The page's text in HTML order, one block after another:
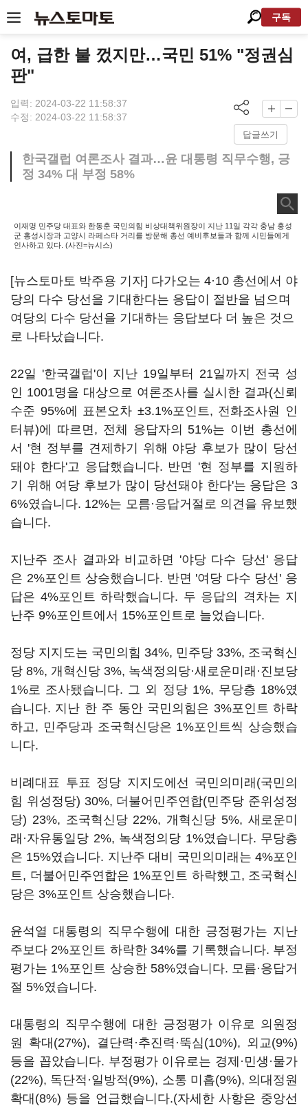
구독
여, 급한 불 껐지만…국민 51% "정권심
판"
입력: 2024-03-22 11:58:37
수정: 2024-03-22 11:58:37
답글쓰기
한국갤럽 여론조사 결과…윤 대통령 직무수행, 긍
정 34% 대 부정 58%
이재명 민주당 대표와 한동훈 국민의힘 비상대책위원장이 지난 11일 각각 충남 홍성
군 홍성시장과 고양시 라페스타 거리를 방문해 총선 예비후보들과 함께 시민들에게
인사하고 있다. (사진=뉴시스)
[뉴스토마토 박주용 기자] 다가오는 4·10 총선에서 야
당의 다수 당선을 기대한다는 응답이 절반을 넘으며
여당의 다수 당선을 기대하는 응답보다 더 높은 것으
로 나타났습니다.
22일 '한국갤럽'이 지난 19일부터 21일까지 전국 성
인 1001명을 대상으로 여론조사를 실시한 결과(신뢰
수준 95%에 표본오차 ±3.1%포인트, 전화조사원 인
터뷰)에 따르면, 전체 응답자의 51%는 이번 총선에
서 '현 정부를 견제하기 위해 야당 후보가 많이 당선
돼야 한다'고 응답했습니다. 반면 '현 정부를 지원하
기 위해 여당 후보가 많이 당선돼야 한다'는 응답은 3
6%였습니다. 12%는 모름·응답거절로 의견을 유보했
습니다.
지난주 조사 결과와 비교하면 '야당 다수 당선' 응답
은 2%포인트 상승했습니다. 반면 '여당 다수 당선' 응
답은 4%포인트 하락했습니다. 두 응답의 격차는 지
난주 9%포인트에서 15%포인트로 늘었습니다.
정당 지지도는 국민의힘 34%, 민주당 33%, 조국혁신
당 8%, 개혁신당 3%, 녹색정의당·새로운미래·진보당
1%로 조사됐습니다. 그 외 정당 1%, 무당층 18%였
습니다. 지난 한 주 동안 국민의힘은 3%포인트 하락
하고, 민주당과 조국혁신당은 1%포인트씩 상승했습
니다.
비례대표 투표 정당 지지도에선 국민의미래(국민의
힘 위성정당) 30%, 더불어민주연합(민주당 준위성정
당) 23%, 조국혁신당 22%, 개혁신당 5%, 새로운미
래·자유통일당 2%, 녹색정의당 1%였습니다. 무당층
은 15%였습니다. 지난주 대비 국민의미래는 4%포인
트, 더불어민주연합은 1%포인트 하락했고, 조국혁신
당은 3%포인트 상승했습니다.
윤석열 대통령의 직무수행에 대한 긍정평가는 지난
주보다 2%포인트 하락한 34%를 기록했습니다. 부정
평가는 1%포인트 상승한 58%였습니다. 모름·응답거
절 5%였습니다.
대통령의 직무수행에 대한 긍정평가 이유로 의원정
원 확대(27%), 결단력·추진력·뚝심(10%), 외교(9%)
등을 꼽았습니다. 부정평가 이유로는 경제·민생·물가
(22%), 독단적·일방적(9%), 소통 미흡(9%), 의대정원
확대(8%) 등을 언급했습니다.(자세한 사항은 중앙선